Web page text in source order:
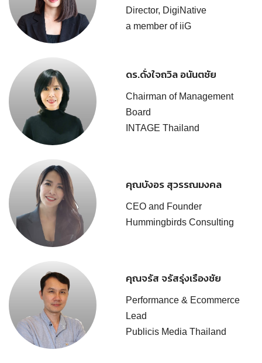
Director, DigiNative
a member of iiG
ดร.ดั่งใจถวิล อนันตชัย
Chairman of Management
Board
INTAGE Thailand
คุณบังอร สุวรรณมงคล
CEO and Founder
Hummingbirds Consulting
คุณจรัส จรัสรุ่งเรืองชัย
Performance & Ecommerce
Lead
Publicis Media Thailand